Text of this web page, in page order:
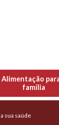
Alimentação
família
sua saúde